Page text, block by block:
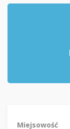
Miejsowość